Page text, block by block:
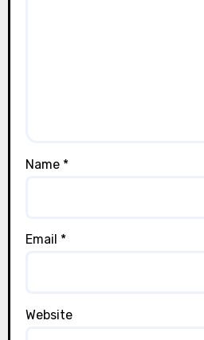
Name *
Email *
Website